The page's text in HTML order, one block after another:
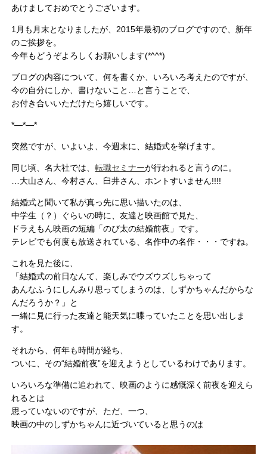
あけましておめでとうございます。
1月も月末となりましたが、2015年最初のブログですので、新年
のご挨拶を。
今年もどうぞよろしくお願いします(*^^*)
ブログの内容について、何を書くか、いろいろ考えたのですが、
今の自分にしか、書けないこと…と言うことで、
お付き合いいただけたら嬉しいです。
*—*—*
突然ですが、いよいよ、今週末に、結婚式を挙げます。
同じ頃、名大社では、転職セミナーが行われると言うのに。
…大山さん、今村さん、臼井さん、ホントすいません!!!!
結婚式と聞いて私が真っ先に思い描いたのは、
中学生（？）ぐらいの時に、友達と映画館で見た、
ドラえもん映画の短編「のび太の結婚前夜」です。
テレビでも何度も放送されている、名作中の名作・・・ですね。
これを見た後に、
「結婚式の前日なんて、楽しみでウズウズしちゃって
あんなふうにしんみり思ってしまうのは、しずかちゃんだからな
んだろうか？」と
一緒に見に行った友達と能天気に喋っていたことを思い出しま
す。
それから、何年も時間が経ち、
ついに、その“結婚前夜”を迎えようとしているわけであります。
いろいろな準備に追われて、映画のように感慨深く前夜を迎えら
れるとは
思っていないのですが、ただ、一つ、
映画の中のしずかちゃんに近づいていると思うのは